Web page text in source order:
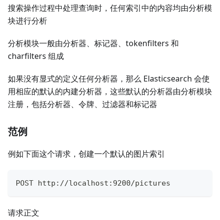
搜索操作过程中处理查询时，任何索引中的内容均由分析模
块进行分析
分析模块一般由分析器、标记器、tokenfilters 和
charfilters 组成
如果没有显式的定义任何分析器，那么 Elasticsearch 会使
用相应的默认的内建分析器，这些默认的分析器由分析模块
注册，包括分析器、令牌、过滤器和标记器
范例
例如下面这个请求，创建一个默认的图片索引
POST http://localhost:9200/pictures
请求正文